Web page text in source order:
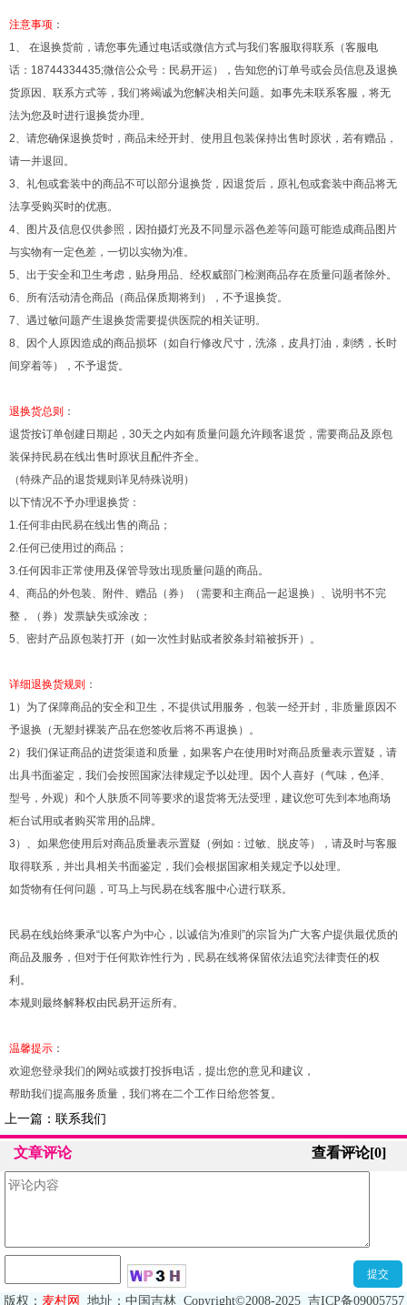
2 3 4 5 6
注意事项 ：
1、 在退换货前，请您事先通过电话或微信方式与我们客服取得联系（客服电
话： 18744334435;微信公众号：民易开运），告知您的订单号或会员信息及退换
货原因、联系方式等，我们将竭诚为您解决相关问题。如事先未联系客服，将无
法为您及时进行退换货办理。
2、请您确保退换货时，商品未经开封、使用且包装保持出售时原状，若有赠品，
请一并退回。
3、礼包或套装中的商品不可以部分退换货，因退货后，原礼包或套装中商品将无
法享受购买时的优惠。
4、图片及信息仅供参照，因拍摄灯光及不同显示器色差等问题可能造成商品图片
与实物有一定色差，一切以实物为准。
5、出于安全和卫生考虑，贴身用品、经权威部门检测商品存在质量问题者除外。
6、所有活动清仓商品（商品保质期将到），不予退换货。
7、遇过敏问题产生退换货需要提供医院的相关证明。
8、因个人原因造成的商品损坏（如自行修改尺寸，洗涤，皮具打油，刺绣，长时
间穿着等），不予退货。
退换货总则 ：
退货按订单创建日期起， 30天之内如有质量问题允许顾客退货，需要商品及原包
装保持民易在线出售时原状且配件齐全。
（特殊产品的退货规则详见特殊说明）
以下情况不予办理退换货：
1.任何非由民易在线出售的商品；
2.任何已使用过的商品；
3.任何因非正常使用及保管导致出现质量问题的商品。
4、商品的外包装、附件、赠品（券）（需要和主商品一起退换）、说明书不完
整，（券）发票缺失或涂改；
5、密封产品原包装打开（如一次性封贴或者胶条封箱被拆开）。
详细退换货规则 ：
1）为了保障商品的安全和卫生，不提供试用服务，包装一经开封，非质量原因不
予退换（无塑封裸装产品在您签收后将不再退换）。
2 ）我们保证商品的进货渠道和质量，如果客户在使用时对商品质量表示置疑，请
出具书面鉴定，我们会按照国家法律规定予以处理。因个人喜好（气味，色泽、
型号，外观）和个人肤质不同等要求的退货将无法受理，建议您可先到本地商场
柜台试用或者购买常用的品牌。
3 ）、如果您使用后对商品质量表示置疑（例如：过敏、脱皮等），请及时与客服
取得联系，并出具相关书面鉴定，我们会根据国家相关规定予以处理。
如货物有任何问题，可马上与民易在线客服中心进行联系。
民易在线始终秉承“以客户为中心，以诚信为准则”的宗旨为广大客户提供最优质的
商品及服务，但对于任何欺诈性行为，民易在线将保留依法追究法律责任的权
利。
本规则最终解释权由民易开运所有。
温馨提示 ：
欢迎您登录我们的网站或拨打投拆电话，提出您的意见和建议，
帮助我们提高服务质量，我们将在二个工作日给您答复。
上一篇： 联系我们
查看评论[0]
文章评论
版权 ： 麦村网 地址 ： 中国吉林Copyright©2008-2025 吉ICP备09005757